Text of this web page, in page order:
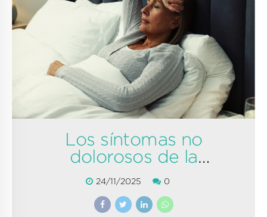
24/11/2025 0
Los síntomas no
dolorosos de la
Fibromialgia